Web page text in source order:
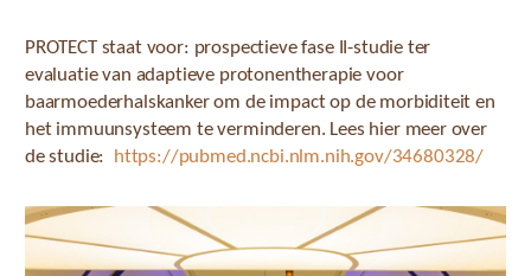
PROTECT staat voor: prospectieve fase II-studie ter
evaluatie van adaptieve protonentherapie voor
baarmoederhalskanker om de impact op de morbiditeit en
het immuunsysteem te verminderen. Lees hier meer over
de studie:
https://pubmed.ncbi.nlm.nih.gov/34680328/